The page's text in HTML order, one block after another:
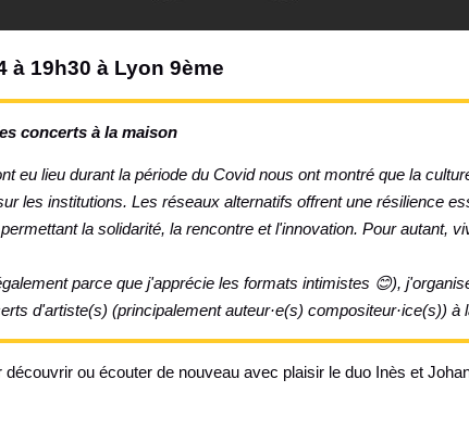
à 19h30 à Lyon 9ème
concerts à la maison
eu lieu durant la période du Covid nous ont montré que la
les institutions. Les réseaux alternatifs offrent une résilience
la solidarité, la rencontre et l'innovation. Pour autant,
parce que j'apprécie les formats intimistes 😊),
d'artiste(s) (principalement auteur·e(s) compositeur·ice(s)) à
ou écouter de nouveau avec plaisir le duo Inès et